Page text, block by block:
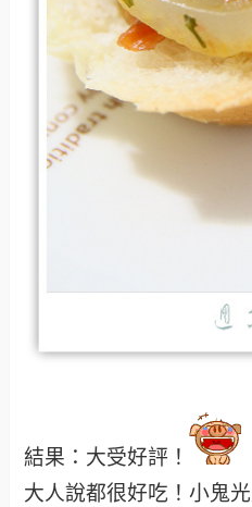
結果：大受好評！
大人說都很好吃！小鬼